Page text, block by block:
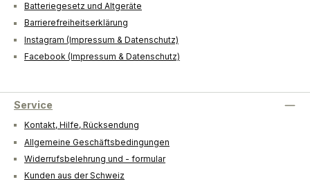
Batteriegesetz und Altgeräte
Barrierefreiheitserklärung
Instagram (Impressum & Datenschutz)
Facebook (Impressum & Datenschutz)
Service
Kontakt, Hilfe, Rücksendung
Allgemeine Geschäftsbedingungen
Widerrufsbelehrung und - formular
Kunden aus der Schweiz